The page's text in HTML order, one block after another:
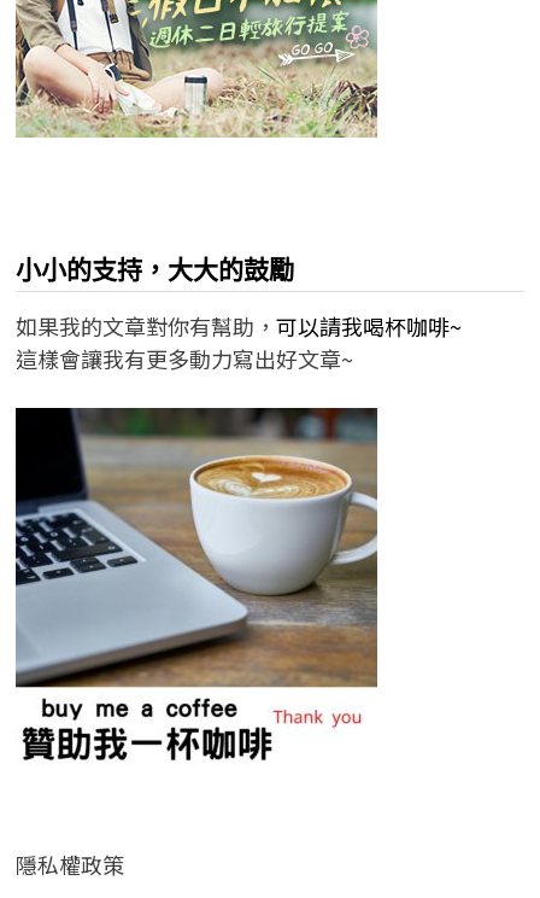
小小的支持，大大的鼓勵
如果我的文章對你有幫助， 可以請我喝杯咖啡~
這樣會讓我有更多動力寫出好文章~
隱私權政策